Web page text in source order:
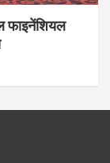
फाइनेंशियल